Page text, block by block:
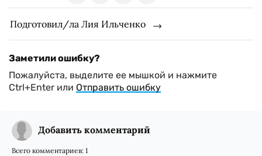
Подготовил/ла Лия Ильченко
Заметили ошибку?
Пожалуйста, выделите ее мышкой и нажмите
Ctrl+Enter или Отправить ошибку
Добавить комментарий
Всего комментариев: 1